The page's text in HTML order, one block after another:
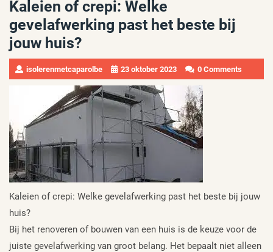
Kaleien of crepi: Welke
gevelafwerking past het beste bij
jouw huis?
isolerenmetcaparolbe 23 oktober 2023 0 Comments
Kaleien of crepi: Welke gevelafwerking past het beste bij jouw
huis?
Bij het renoveren of bouwen van een huis is de keuze voor de
juiste gevelafwerking van groot belang. Het bepaalt niet alleen